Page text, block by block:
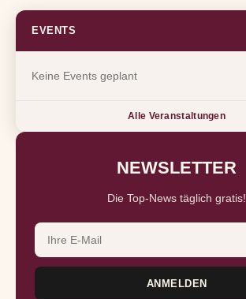
EVENTS
Keine Events geplant
Alle Veranstaltungen
NEWSLETTER
Die Top-News täglich gratis!
ANMELDEN